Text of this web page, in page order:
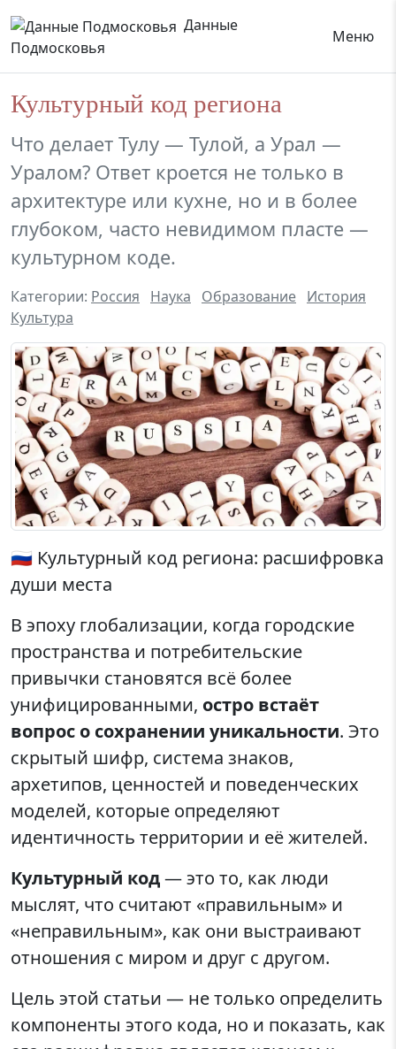
Данные
Подмосковья
Меню
Культурный код региона
Что делает Тулу — Тулой, а Урал —
Уралом? Ответ кроется не только в
архитектуре или кухне, но и в более
глубоком, часто невидимом пласте —
культурном коде.
Категории: Россия Наука Образование История
Культура
🇷🇺 Культурный код региона: расшифровка
души места
В эпоху глобализации, когда городские
пространства и потребительские
привычки становятся всё более
унифицированными, остро встаёт
вопрос о сохранении уникальности. Это
скрытый шифр, система знаков,
архетипов, ценностей и поведенческих
моделей, которые определяют
идентичность территории и её жителей.
Культурный код— это то, как люди
мыслят, что считают «правильным» и
«неправильным», как они выстраивают
отношения с миром и друг с другом.
Цель этой статьи — не только определить
компоненты этого кода, но и показать, как